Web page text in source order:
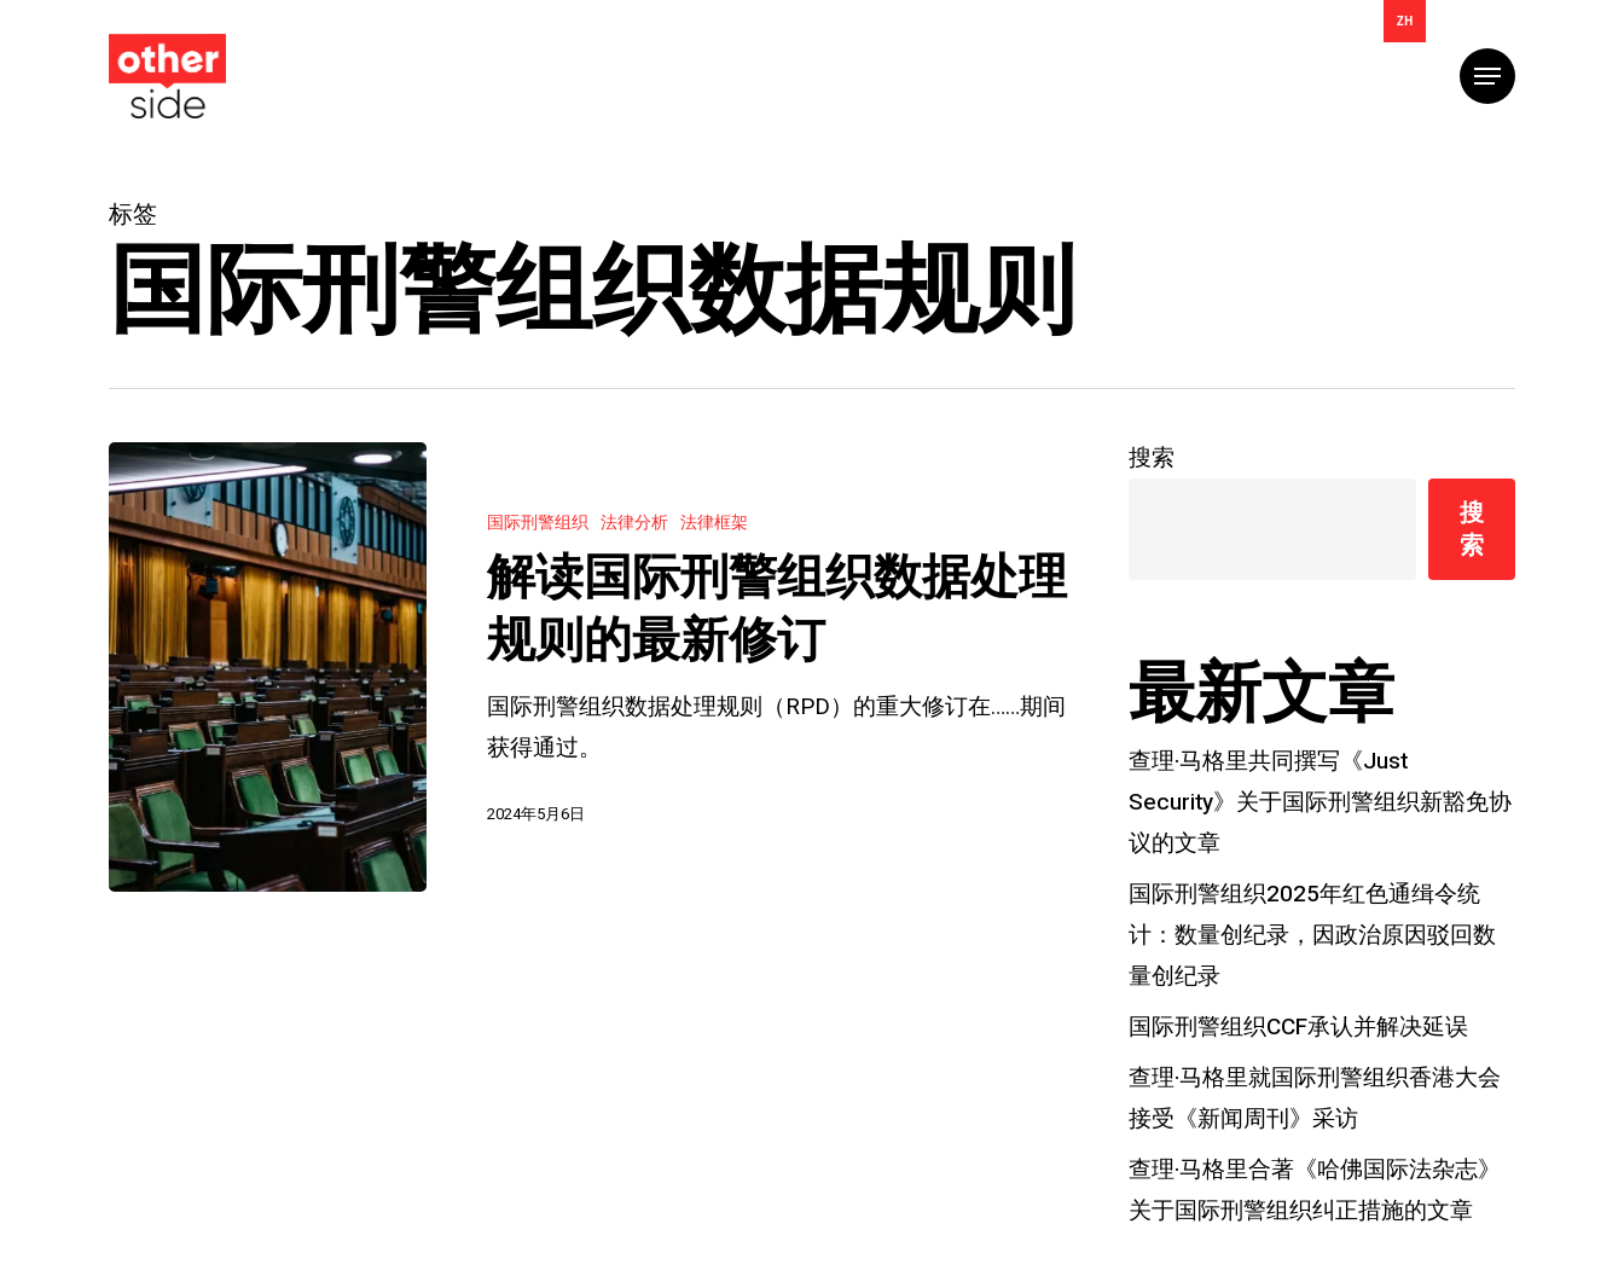
ZH
菜
单
标签
国际刑警组织数据规则
国际刑警组织 法律分析 法律框架
解读国际刑警组织数据处理
规则的最新修订
国际刑警组织数据处理规则（RPD）的重大修订在……期间
获得通过。
2024年5月6日
搜索
搜
索
最新文章
查理·马格里共同撰写《Just
Security》关于国际刑警组织新豁免协
议的文章
国际刑警组织2025年红色通缉令统
计：数量创纪录，因政治原因驳回数
量创纪录
国际刑警组织CCF承认并解决延误
查理·马格里就国际刑警组织香港大会
接受《新闻周刊》采访
查理·马格里合著《哈佛国际法杂志》
关于国际刑警组织纠正措施的文章